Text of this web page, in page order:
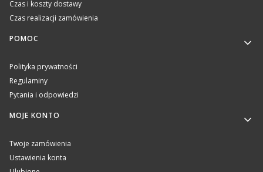
Czas i koszty dostawy
Czas realizacji zamówienia
POMOC
Polityka prywatności
Regulaminy
Pytania i odpowiedzi
MOJE KONTO
Twoje zamówienia
Ustawienia konta